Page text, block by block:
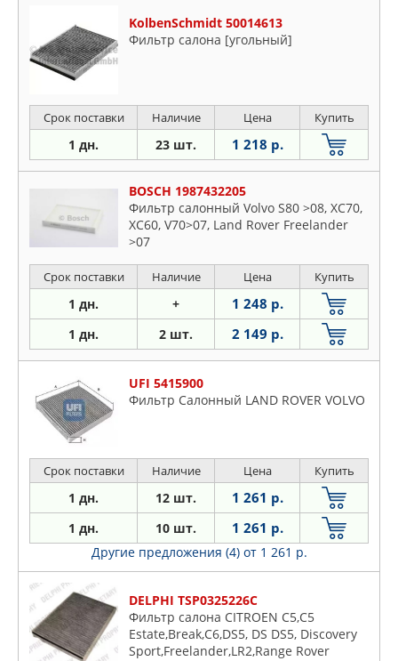
KolbenSchmidt 50014613
Фильтр салона [угольный]
Срок поставки Наличие Цена Купить
1 дн. 23 шт. 1 218 р.
BOSCH 1987432205
Фильтр салонный Volvo S80 >08, XC70,
XC60, V70>07, Land Rover Freelander
>07
Срок поставки Наличие Цена Купить
1 дн. + 1 248 р.
1 дн. 2 шт. 2 149 р.
UFI 5415900
Фильтр Салонный LAND ROVER VOLVO
Срок поставки Наличие Цена Купить
1 дн. 12 шт. 1 261 р.
1 дн. 10 шт. 1 261 р.
Другие предложения (4) от 1 261 р.
DELPHI TSP0325226C
Фильтр салона CITROEN C5,C5
Estate,Break,C6,DS5, DS DS5, Discovery
Sport,Freelander,LR2,Range Rover